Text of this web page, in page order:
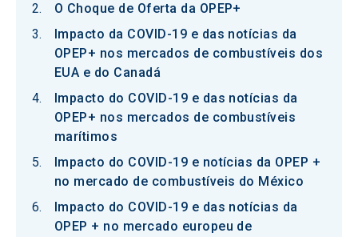
O Choque de Oferta da OPEP+
Impacto da COVID-19 e das notícias da
OPEP+ nos mercados de combustíveis dos
EUA e do Canadá
Impacto do COVID-19 e das notícias da
OPEP+ nos mercados de combustíveis
marítimos
Impacto do COVID-19 e notícias da OPEP +
no mercado de combustíveis do México
Impacto do COVID-19 e das notícias da
OPEP + no mercado europeu de